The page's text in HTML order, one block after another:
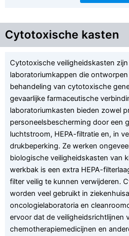
Cytotoxische kasten
Cytotoxische veiligheidskasten
laboratoriumkappen die
behandeling van cytotoxische
gevaarlijke farmaceutische
laboratoriumkasten bieden zowel
personeelsbescherming door een
luchtstroom, HEPA-filtratie en, in
drukbeperking. Ze werken
biologische veiligheidskasten van
werkbak is een extra HEPA-
filter veilig te kunnen verwijderen.
worden veel gebruikt in
oncologielaboratoria en
ervoor dat de veiligheidsrichtlijnen
chemotherapiemedicijnen en